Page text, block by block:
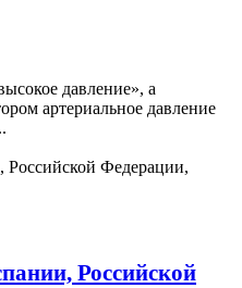
давление», а
артериальное давление
Российской